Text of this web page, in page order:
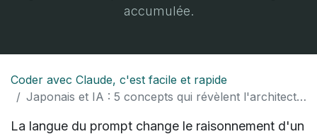
accumulée.
Coder avec Claude, c'est facile et rapide
Japonais et IA : 5 concepts qui révèlent l'architecture cachée des LLM
La langue du prompt change le raisonnement d'un